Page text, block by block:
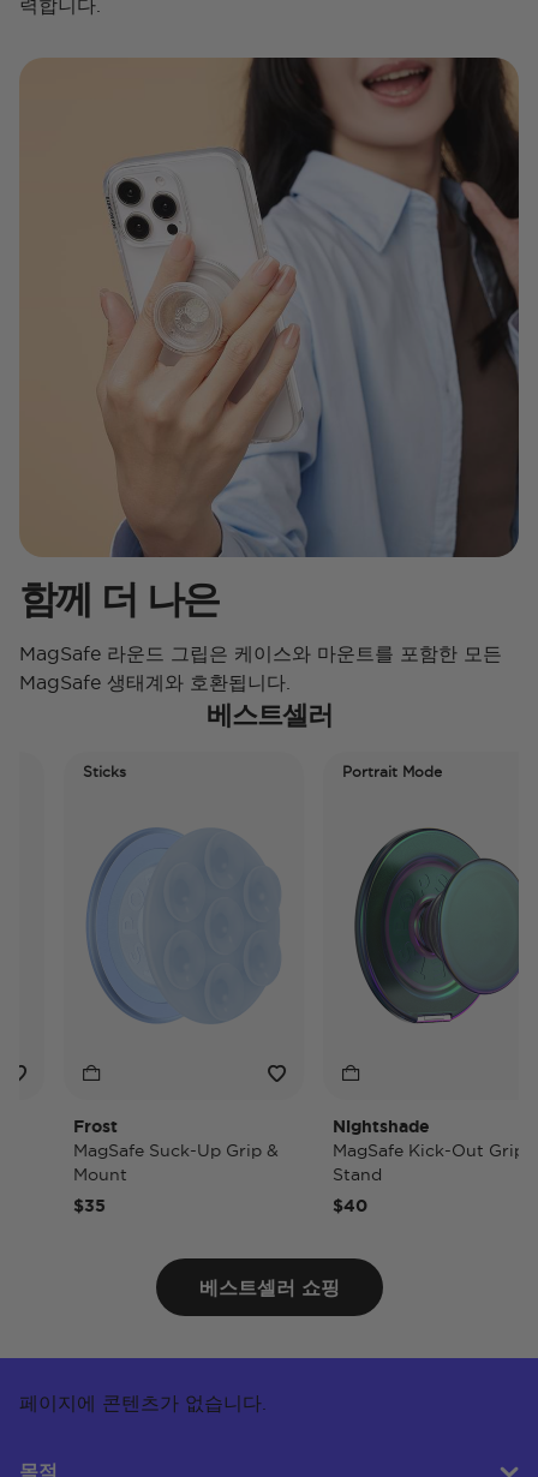
력합니다.
함께 더 나은
MagSafe 라운드 그립은 케이스와 마운트를 포함한 모든
MagSafe 생태계와 호환됩니다.
베스트셀러
Sticks
Frost
MagSafe Suck-Up Grip &
Mount
$35
Portrait Mode
Nightshade
MagSafe Kick-Out Grip &
Stand
$40
베스트셀러 쇼핑
페이지에 콘텐츠가 없습니다.
목적